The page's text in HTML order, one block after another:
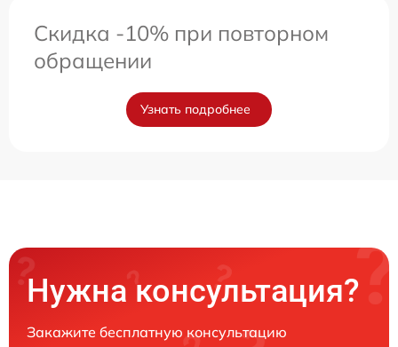
Скидка -10% при повторном
обращении
Узнать подробнее
Нужна консультация?
Закажите бесплатную консультацию